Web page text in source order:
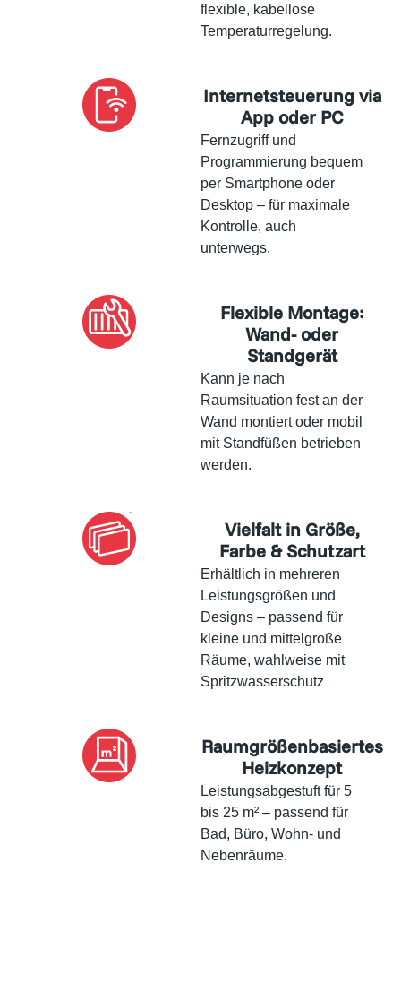
flexible, kabellose
Temperaturregelung.
Internetsteuerung via
App oder PC
Fernzugriff und
Programmierung bequem
per Smartphone oder
Desktop – für maximale
Kontrolle, auch
unterwegs.
Flexible Montage:
Wand- oder
Standgerät
Kann je nach
Raumsituation fest an der
Wand montiert oder mobil
mit Standfüßen betrieben
werden.
Vielfalt in Größe,
Farbe & Schutzart
Erhältlich in mehreren
Leistungsgrößen und
Designs – passend für
kleine und mittelgroße
Räume, wahlweise mit
Spritzwasserschutz
Raumgrößenbasiertes
Heizkonzept
Leistungsabgestuft für 5
bis 25 m² – passend für
Bad, Büro, Wohn- und
Nebenräume.